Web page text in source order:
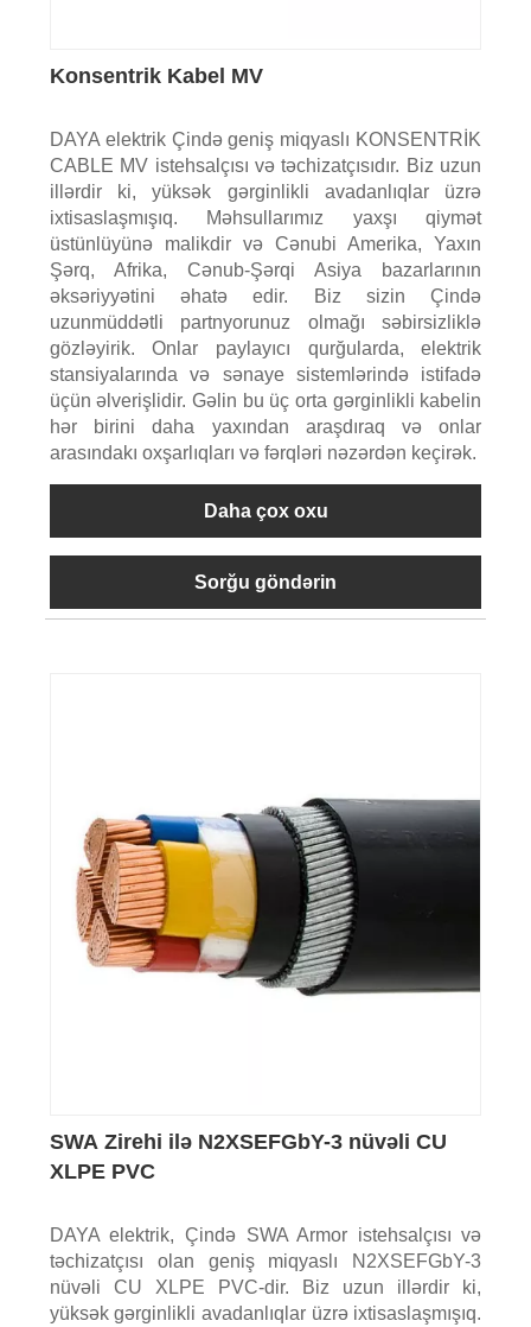
Konsentrik Kabel MV
DAYA elektrik Çində geniş miqyaslı KONSENTRİK
CABLE MV istehsalçısı və təchizatçısıdır. Biz uzun
illərdir ki, yüksək gərginlikli avadanlıqlar üzrə
ixtisaslaşmışıq. Məhsullarımız yaxşı qiymət
üstünlüyünə malikdir və Cənubi Amerika, Yaxın
Şərq, Afrika, Cənub-Şərqi Asiya bazarlarının
əksəriyyətini əhatə edir. Biz sizin Çində
uzunmüddətli partnyorunuz olmağı səbirsizliklə
gözləyirik. Onlar paylayıcı qurğularda, elektrik
stansiyalarında və sənaye sistemlərində istifadə
üçün əlverişlidir. Gəlin bu üç orta gərginlikli kabelin
hər birini daha yaxından araşdıraq və onlar
arasındakı oxşarlıqları və fərqləri nəzərdən keçirək.
Daha çox oxu
Sorğu göndərin
SWA Zirehi ilə N2XSEFGbY-3 nüvəli CU
XLPE PVC
DAYA elektrik, Çində SWA Armor istehsalçısı və
təchizatçısı olan geniş miqyaslı N2XSEFGbY-3
nüvəli CU XLPE PVC-dir. Biz uzun illərdir ki,
yüksək gərginlikli avadanlıqlar üzrə ixtisaslaşmışıq.